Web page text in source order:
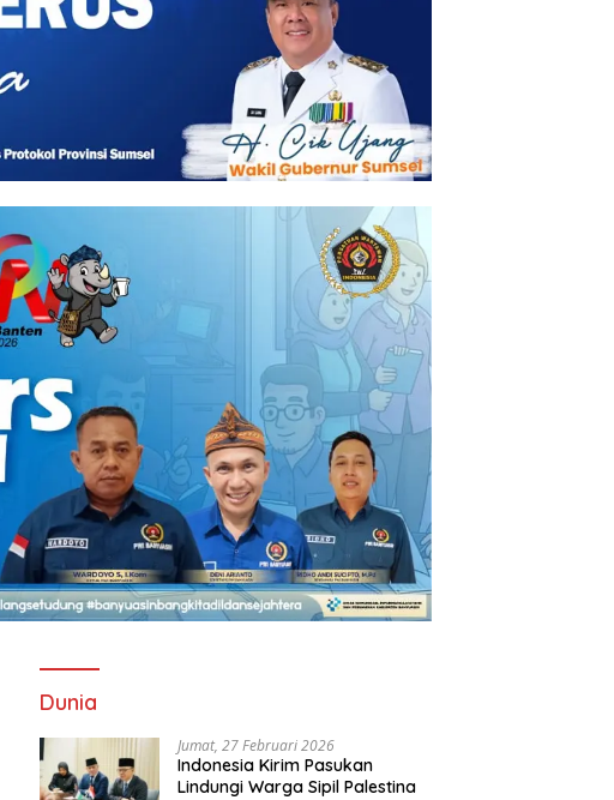
Dunia
Jumat, 27 Februari 2026
Indonesia Kirim Pasukan
Lindungi Warga Sipil Palestina